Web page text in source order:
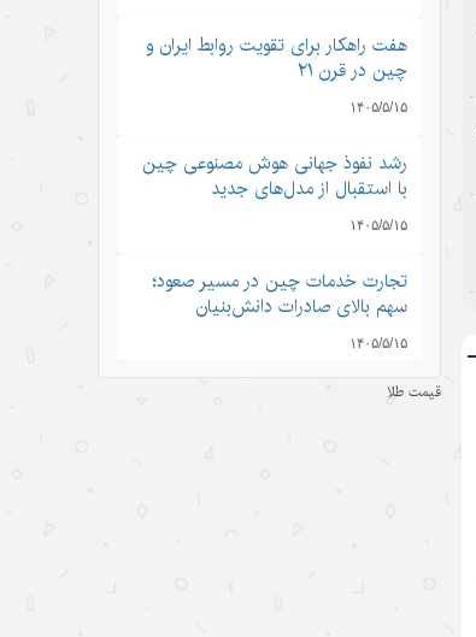
هفت راهکار برای تقویت روابط ایران و
چین در قرن ۲۱
۱۴۰۵/۵/۱۵
رشد نفوذ جهانی هوش مصنوعی چین
با استقبال از مدل‌های جدید
۱۴۰۵/۵/۱۵
تجارت خدمات چین در مسیر صعود؛
سهم بالای صادرات دانش‌بنیان
۱۴۰۵/۵/۱۵
کرایه خودروهای هوشمند در چین؛قیمت طلا